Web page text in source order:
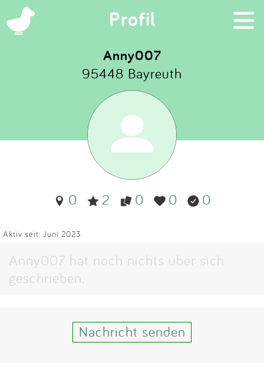
Profil ×
Suchen
Eintragen
App
Blog
Partner
Impressum
Anny007
95448 Bayreuth
0 2 0 0 0
Aktiv seit: Juni 2023
Anny007 hat noch nichts über sich
geschrieben.
Nachricht senden